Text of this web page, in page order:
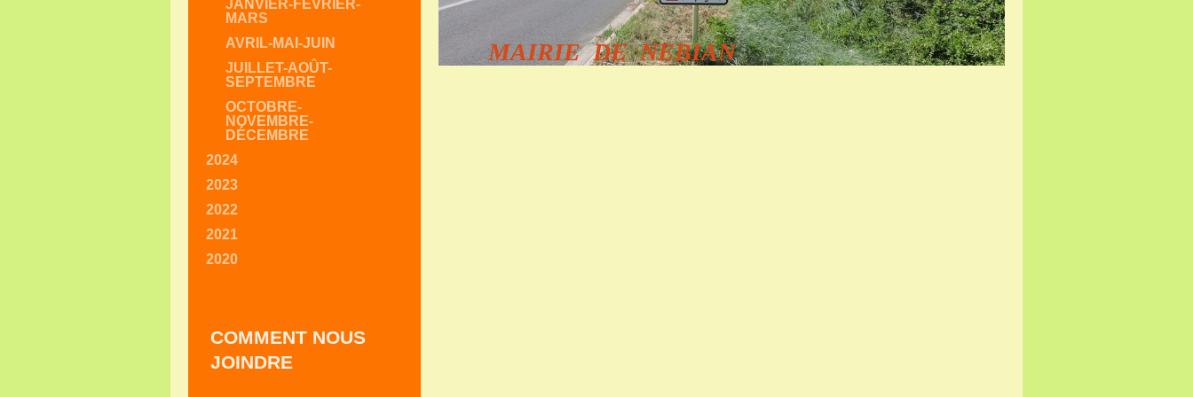
MAIRIE DE NEBIAN
JANVIER-FÉVRIER-
MARS
AVRIL-MAI-JUIN
JUILLET-AOÛT-
SEPTEMBRE
OCTOBRE-
NOVEMBRE-
DÉCEMBRE
2024
2023
2022
2021
2020
COMMENT NOUS
JOINDRE